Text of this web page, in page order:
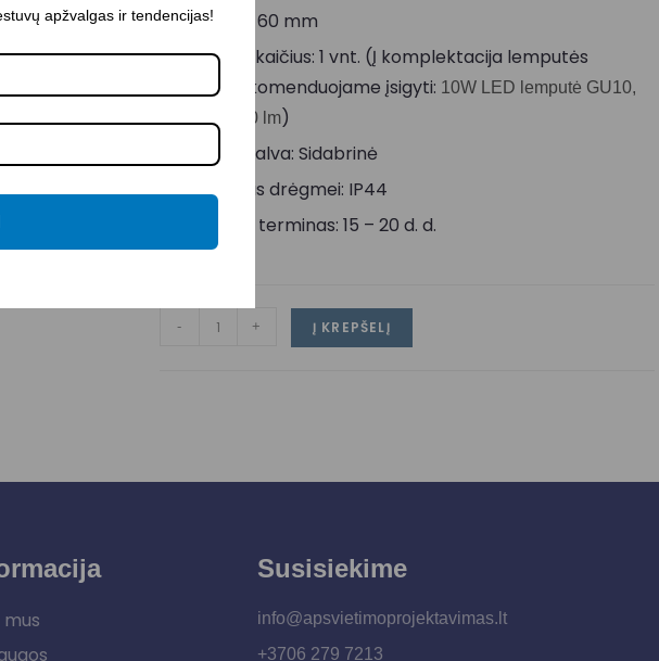
Diametras: 60 mm
Lempučių skaičius: 1 vnt. (Į komplektacija lemputės
neįeina, rekomenduojame įsigyti: 10W LED lemputė GU10,
2700K, 1400 lm)
Korpuso spalva: Sidabrinė
Atsparumas drėgmei: IP44
Pristatymo terminas: 15 – 20 d. d.
- + Į KREPŠELĮ
Susisiekime
info@apsvietimoprojektavimas.lt
+3706 279 7213
apžvalgas ir tendencijas!